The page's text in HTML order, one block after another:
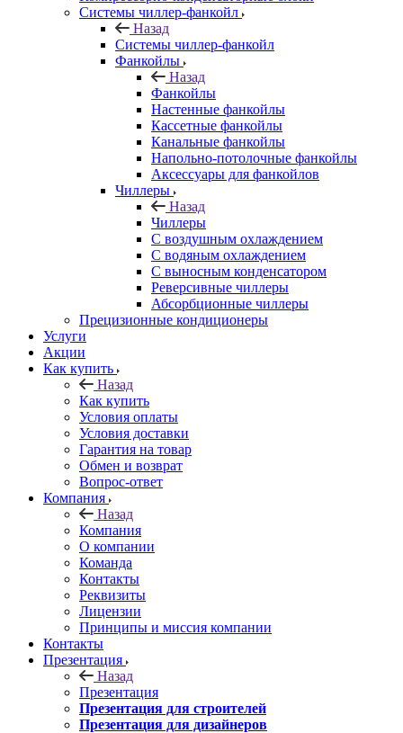
Системы чиллер-фанкойл
Назад
Системы чиллер-фанкойл
Фанкойлы
Назад
Фанкойлы
Настенные фанкойлы
Кассетные фанкойлы
Канальные фанкойлы
Напольно-потолочные фанкойлы
Аксессуары для фанкойлов
Чиллеры
Назад
Чиллеры
С воздушным охлаждением
С водяным охлаждением
С выносным конденсатором
Реверсивные чиллеры
Абсорбционные чиллеры
Прецизионные кондиционеры
Услуги
Акции
Как купить
Назад
Как купить
Условия оплаты
Условия доставки
Гарантия на товар
Обмен и возврат
Вопрос-ответ
Компания
Назад
Компания
О компании
Команда
Контакты
Реквизиты
Лицензии
Принципы и миссия компании
Контакты
Презентация
Назад
Презентация
Презентация для строителей
Презентация для дизайнеров